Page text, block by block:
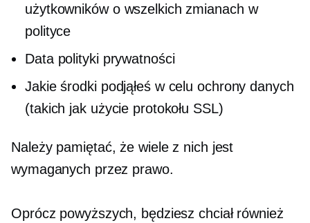
użytkowników o wszelkich zmianach w
polityce
Data polityki prywatności
Jakie środki podjąłeś w celu ochrony danych
(takich jak użycie protokołu SSL)
Należy pamiętać, że wiele z nich jest
wymaganych przez prawo.
Oprócz powyższych, będziesz chciał również